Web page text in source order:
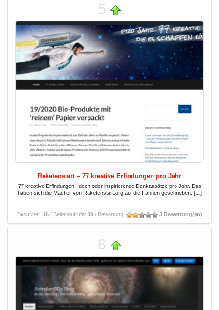
5
Raketenstart – 77 kreative Erfindungen pro Jahr
77 kreative Erfindungen, Ideen oder inspirierende Denkansätze pro Jahr. Das
haben sich die Macher von Raketenstart.org auf die Fahnen geschrieben. […]
Besucher: 16/ Seitenaufrufe: 39/ Bewertung: 3 Bewertung(en)
6